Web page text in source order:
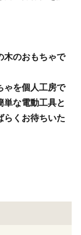
木のおもちゃで
ゃを個人工房で
単な電動工具と
らくお待ちいた